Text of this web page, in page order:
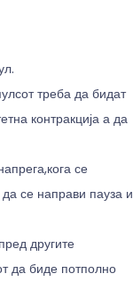
треба да бидат
контракција а да
се
да се направи пауза и
другите
да биде потполно